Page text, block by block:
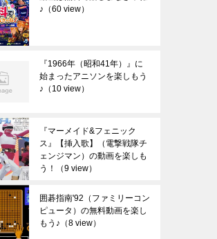
♪ （60 view）
『1966年（昭和41年）』に
始まったアニソンを楽しもう
♪ （10 view）
『マーメイド&フェニック
ス』【挿入歌】（電撃戦隊チ
ェンジマン）の動画を楽しも
う！
（9 view）
囲碁指南'92（ファミリーコン
ピュータ）の無料動画を楽し
もう♪ （8 view）